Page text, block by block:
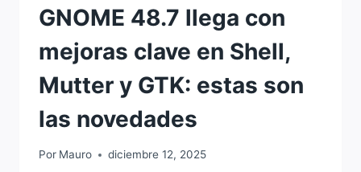
GNOME 48.7 llega con
mejoras clave en Shell,
Mutter y GTK: estas son
las novedades
Por Mauro diciembre 12, 2025